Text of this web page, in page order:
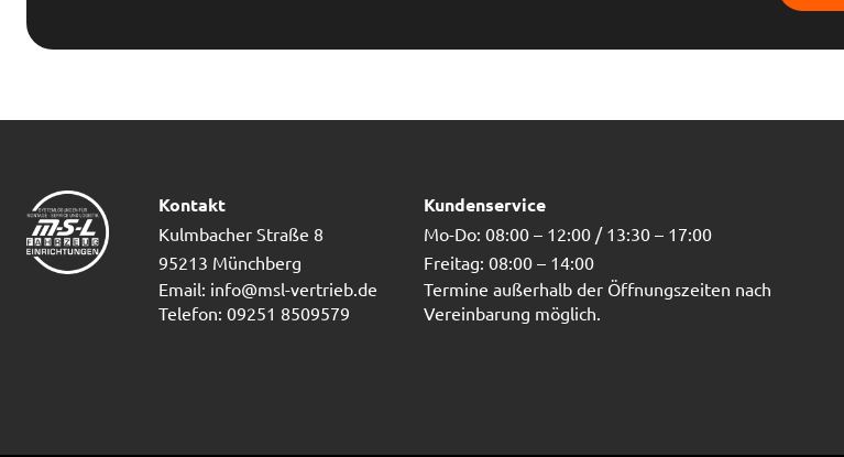
Kontakt
Kulmbacher Straße 8
95213 Münchberg
Email: info@msl-vertrieb.de
Telefon: 09251 8509579
Kundenservice
Mo-Do: 08:00 – 12:00 / 13:30 – 17:00
Freitag: 08:00 – 14:00
Termine außerhalb der Öffnungszeiten nach
Vereinbarung möglich.